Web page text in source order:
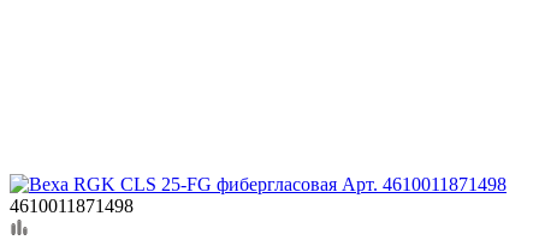
4610011871498